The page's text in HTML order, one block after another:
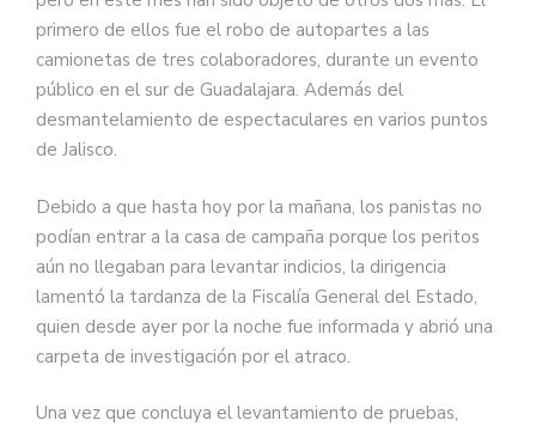
primero de ellos fue el robo de autopartes a las
camionetas de tres colaboradores, durante un evento
público en el sur de Guadalajara. Además del
desmantelamiento de espectaculares en varios puntos
de Jalisco.
Debido a que hasta hoy por la mañana, los panistas no
podían entrar a la casa de campaña porque los peritos
aún no llegaban para levantar indicios, la dirigencia
lamentó la tardanza de la Fiscalía General del Estado,
quien desde ayer por la noche fue informada y abrió una
carpeta de investigación por el atraco.
Una vez que concluya el levantamiento de pruebas,